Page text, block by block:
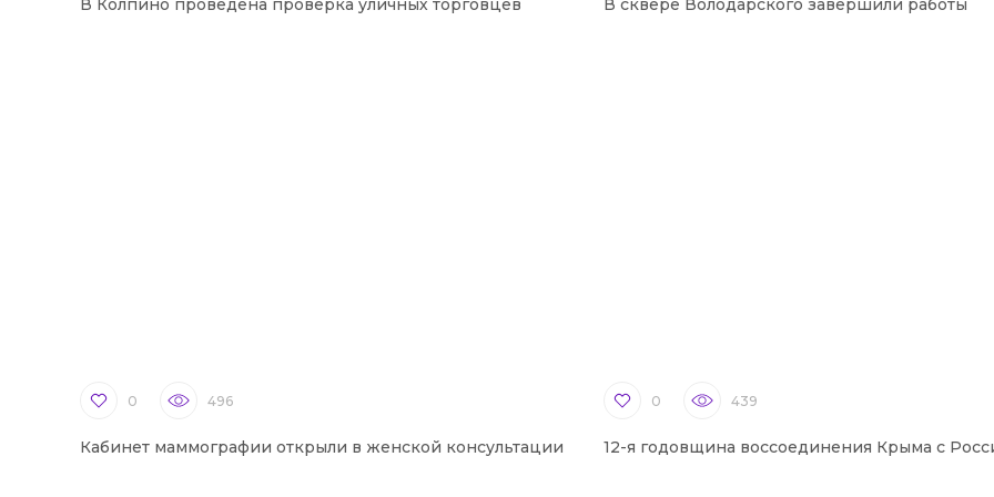
В Колпино проведена проверка уличных торговцев В сквере Володарского завершили работы
0 496
Кабинет маммографии открыли в женской консультации
0 439
12-я годовщина воссоединения Крыма с